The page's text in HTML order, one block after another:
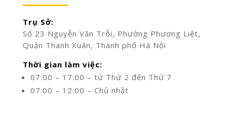
Trụ Sở:
Số 23 Nguyễn Văn Trỗi, Phường Phương Liệt,
Quận Thanh Xuân, Thành phố Hà Nội
Thời gian làm việc:
07:00 – 17:00 – từ Thứ 2 đến Thứ 7
07:00 – 12:00 – Chủ nhật